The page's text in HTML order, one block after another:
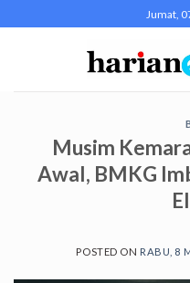
to
Jumat,
Musim
Awal, BMKG
POSTED ON RABU, 8